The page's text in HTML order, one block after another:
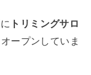
トリミングサロ
ープンしていま